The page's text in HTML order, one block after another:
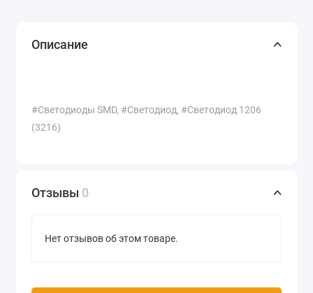
Описание
#Светодиоды SMD, #Светодиод, #Светодиод 1206
(3216)
Отзывы 0
Нет отзывов об этом товаре.